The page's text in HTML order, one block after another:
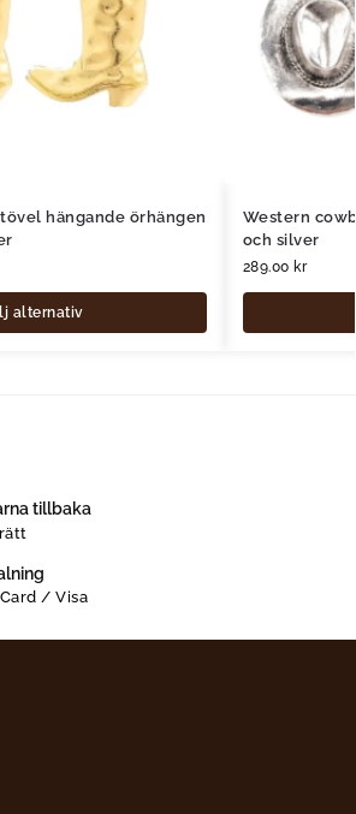
hängande örhängen
alternativ
Western
och silver
289.00 kr
tillbaka
/ Visa